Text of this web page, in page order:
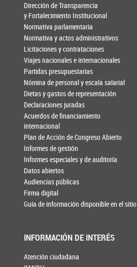
Dirección de Transparencia
y Fortalecimiento Institucional
Normativa parlamentaria
Normativa y actos administrativos
Licitaciones y contrataciones
Viajes nacionales e internacionales
Partidas presupuestarias
Nómina de personal y escala salarial
Dietas y gastos de representación
Declaraciones juradas
Acuerdos de financiamiento
internacional
Plan de Acción de Congreso Abierto
Informes de gestión
Informes especiales y de auditoría
Datos abiertos
Audiencias públicas
Firma digital
Guía de información disponible en el sitio
INFORMACIÓN DE INTERÉS
Atención ciudadana